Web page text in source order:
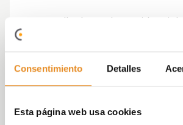
Consentimiento Detalles
Esta página web usa cookies
Este sello dota a los
obtengan de una certificación
los niveles de Seguridad, Salud
la promoción en la que residirá
mantenimiento entre otros.